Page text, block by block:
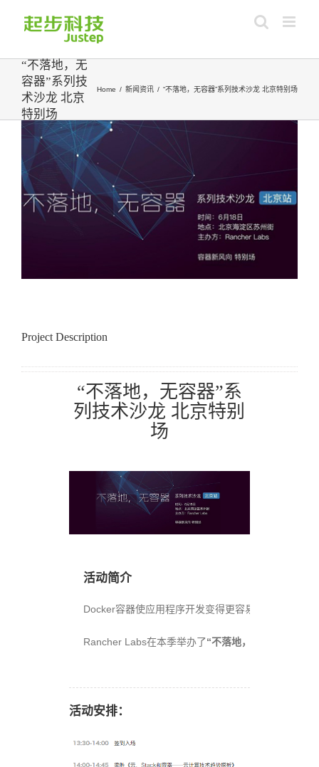
“不落地，无
容器”系列技
术沙龙 北京
特别场
Home / 新闻资讯 / “不落地，无容器”系列技术沙龙 北京特别场
View
Larger
Image
Project Description
“不落地，无容器”系
列技术沙龙 北京特别
场
活动简介
Docker容器使应用程序开发变得更容易，但在生产
Rancher Labs在本季举办了“不落地，无容器”系列技
活动安排：